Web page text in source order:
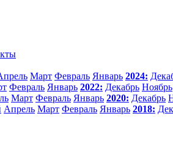
Март Февраль Январь 2024:
Февраль Январь 2022: Декабрь Ноябрь
Март Февраль Январь 2020: Декабрь
Апрель Март Февраль Январь 2018: